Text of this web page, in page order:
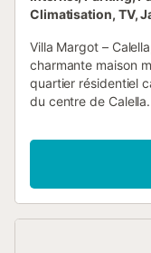
Climatisation, TV,
Villa Margot –
charmante maison
quartier résidentiel
du centre de
compagnie, cette
environnement
de la mer. Espaces
sur une vaste